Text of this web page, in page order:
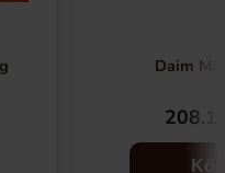
Daim
Köp